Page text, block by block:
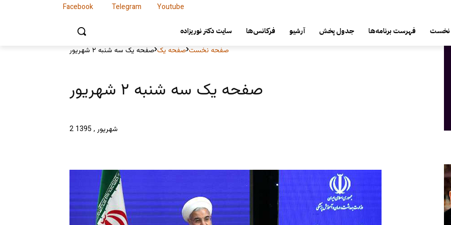
FacebookFacebookTelegramTelegramYoutubeYoutube
فهرست برنامه‌ها جدول پخش آرشیو فرکانس‌ها سایت دکتر نوریزاده
صفحه نخست صفحه یک صفحه یک سه شنبه ۲ شهریور
صفحه یک سه شنبه ۲ شهریور
2 شهریور , 1395